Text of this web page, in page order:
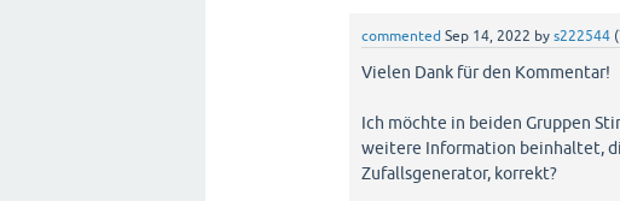
commented Sep 14, 2022 bys222544 (
Vielen Dank für den Kommentar!
Ich möchte in beiden Gruppen
weitere Information beinhaltet,
Zufallsgenerator, korrekt?